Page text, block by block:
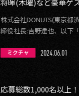
将暉(木曜)など豪華ゲ
株式会社DONUTS(東京都
締役社長:吉野達也、以下
ミクチャ 2024.06.01
応募総数1,000名以上